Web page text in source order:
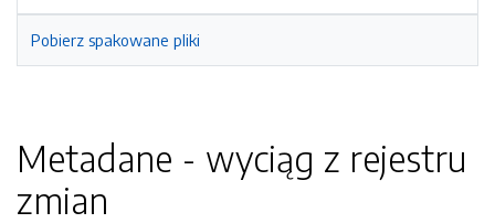
Pobierz spakowane pliki
Metadane - wyciąg z rejestru
zmian